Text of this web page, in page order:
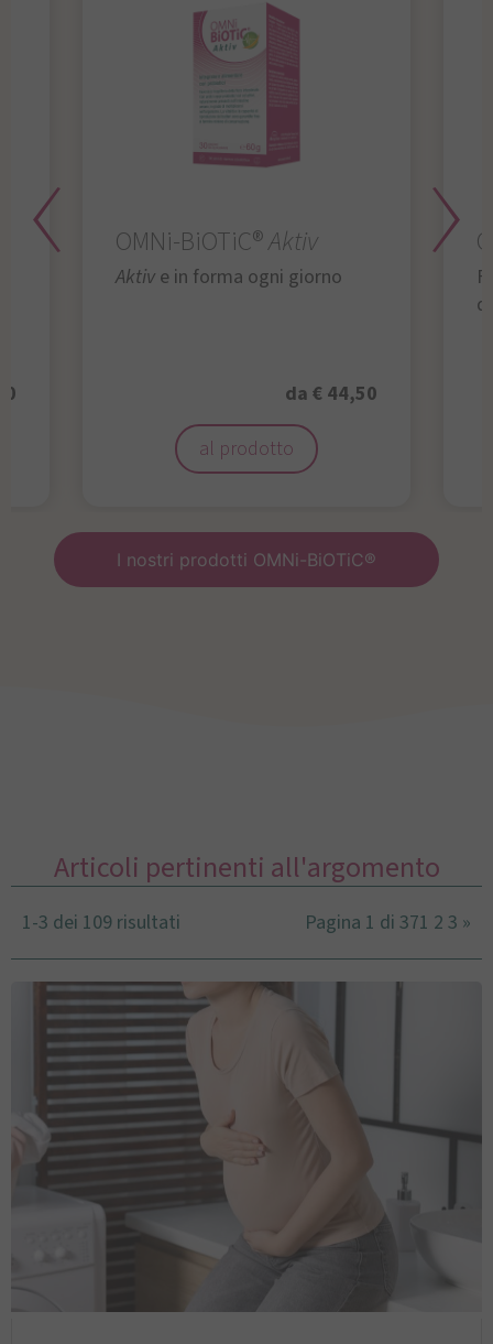
OMNi-BiOTiC®Aktiv
Aktiv e in forma ogni giorno
da € 44,50
al prodotto
I nostri prodotti OMNi-BiOTiC®
Articoli pertinenti all'argomento
1-3 dei 109 risultati Pagina 1 di 371 2 3 »